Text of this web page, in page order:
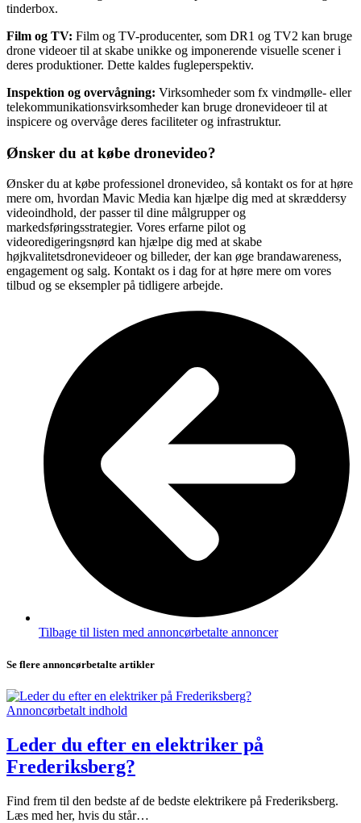
tinderbox.
Film og TV: Film og TV-producenter, som DR1 og TV2 kan bruge
drone videoer til at skabe unikke og imponerende visuelle scener i
deres produktioner. Dette kaldes fugleperspektiv.
Inspektion og overvågning: Virksomheder som fx vindmølle- eller
telekommunikationsvirksomheder kan bruge dronevideoer til at
inspicere og overvåge deres faciliteter og infrastruktur.
Ønsker du at købe dronevideo?
Ønsker du at købe professionel dronevideo, så kontakt os for at høre
mere om, hvordan Mavic Media kan hjælpe dig med at skræddersy
videoindhold, der passer til dine målgrupper og
markedsføringsstrategier. Vores erfarne pilot og
videoredigeringsnørd kan hjælpe dig med at skabe
højkvalitetsdronevideoer og billeder, der kan øge brandawareness,
engagement og salg. Kontakt os i dag for at høre mere om vores
tilbud og se eksempler på tidligere arbejde.
Tilbage til listen med annoncørbetalte annoncer
Se flere annoncørbetalte artikler
Annoncørbetalt indhold
Leder du efter en elektriker på
Frederiksberg?
Find frem til den bedste af de bedste elektrikere på Frederiksberg.
Læs med her, hvis du står…